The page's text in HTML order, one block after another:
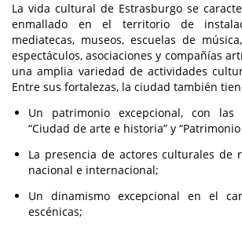
La vida cultural de Estrasburgo se
enmallado en el territorio de
mediatecas, museos, escuelas de
espectáculos, asociaciones y compañías
una amplia variedad de actividades
Entre sus fortalezas, la ciudad también
Un patrimonio excepcional, con las
“Ciudad de arte e historia” y
La presencia de actores culturales de
nacional e internacional;
Un dinamismo excepcional en el
escénicas;